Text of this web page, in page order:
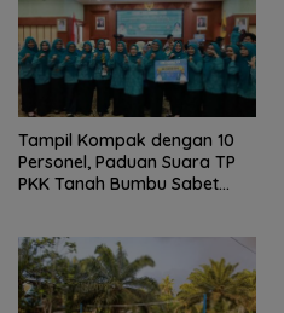
Tampil Kompak dengan 10
Personel, Paduan Suara TP
PKK Tanah Bumbu Sabet